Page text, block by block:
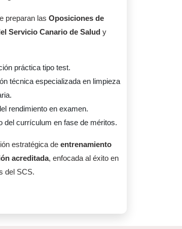
preparan las Oposiciones de
Servicio Canario de Saludy
práctica tipo test.
técnica especializada en limpieza
rendimiento en examen.
del currículum en fase de méritos.
estratégica de entrenamiento
acreditada, enfocada al éxito en
del SCS.